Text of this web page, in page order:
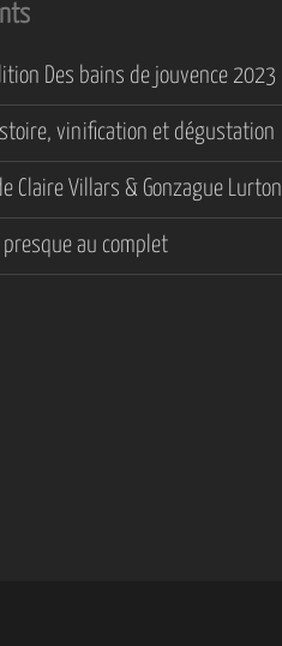
Des bains de jouvence 2023
vinification et dégustation
Claire Villars & Gonzague Lurton
presque au complet